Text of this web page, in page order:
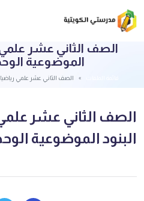
الصف الثاني عشر
الموضوعية
الصف الثاني عشر علمي
الصف الثاني عشر
البنود الموضوعية